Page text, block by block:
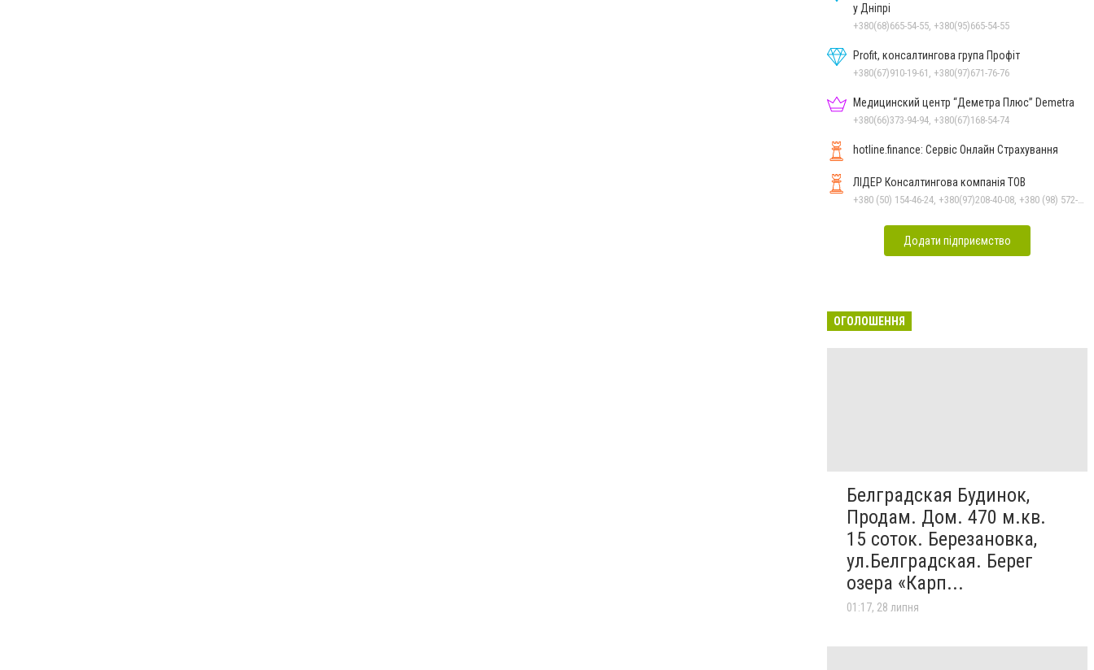
у Дніпрі
+380(68)665-54-55, +380(95)665-54-55
Profit, консалтингова група Профіт
+380(67)910-19-61, +380(97)671-76-76
Медицинский центр “Деметра Плюс” Demetra
+380(66)373-94-94, +380(67)168-54-74
hotline.finance: Сервіс Онлайн Страхування
ЛІДЕР Консалтингова компанія ТОВ
Додати підприємство
ОГОЛОШЕННЯ
Белградская Будинок,
Продам. Дом. 470 м.кв.
15 соток. Березановка,
ул.Белградская. Берег
озера «Карп...
01:17, 28 липня